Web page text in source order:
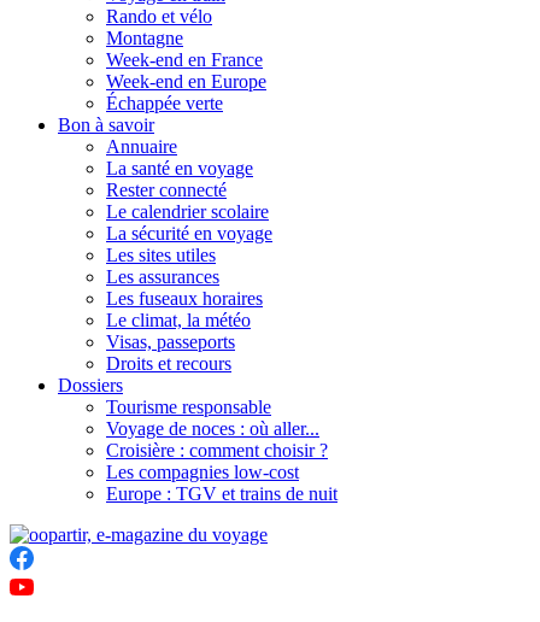
Rando et vélo
Montagne
Week-end en France
Week-end en Europe
Échappée verte
Bon à savoir
Annuaire
La santé en voyage
Rester connecté
Le calendrier scolaire
La sécurité en voyage
Les sites utiles
Les assurances
Les fuseaux horaires
Le climat, la météo
Visas, passeports
Droits et recours
Dossiers
Tourisme responsable
Voyage de noces : où aller...
Croisière : comment choisir ?
Les compagnies low-cost
Europe : TGV et trains de nuit